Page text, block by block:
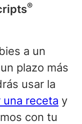
®
a un
plazo más
usar la
una receta y
con tu